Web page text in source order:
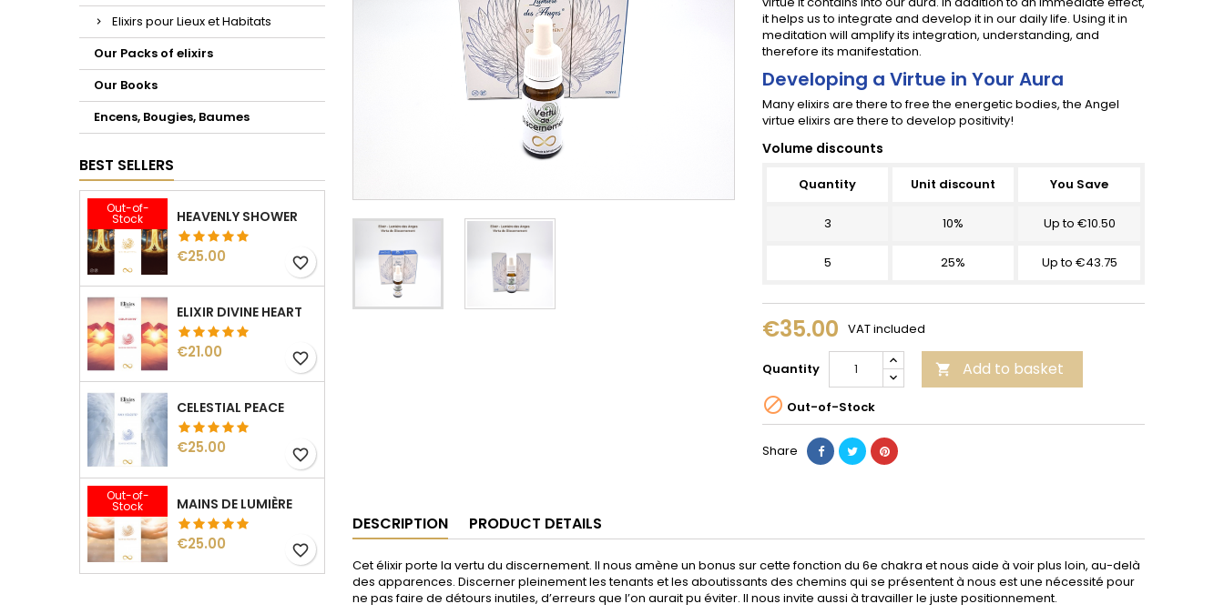
Elixirs pour Lieux et Habitats
Our Packs of elixirs
Our Books
Encens, Bougies, Baumes
BEST SELLERS
Out-of-
Stock HEAVENLY SHOWER
Price
€25.00 favorite_border
ELIXIR DIVINE HEART
Price
€21.00 favorite_border
CELESTIAL PEACE
Price
€25.00 favorite_border
Out-of-
Stock MAINS DE LUMIÈRE
Price
€25.00 favorite_border
it helps us to integrate and develop it in our daily life. Using it in
meditation will amplify its integration, understanding, and
therefore its manifestation.
Developing a Virtue in Your Aura
Many elixirs are there to free the energetic bodies, the Angel
virtue elixirs are there to develop positivity!
Volume discounts
Quantity Unit discount You Save
3 10% Up to €10.50
5 25% Up to €43.75
€35.00 VAT included
Quantity  Add to basket
 Out-of-Stock
Share
DESCRIPTION PRODUCT DETAILS
Cet élixir porte la vertu du discernement. Il nous amène un bonus sur cette fonction du 6e chakra et nous aide à voir plus loin, au-delà
des apparences. Discerner pleinement les tenants et les aboutissants des chemins qui se présentent à nous est une nécessité pour
ne pas faire de détours inutiles, d’erreurs que l’on aurait pu éviter. Il nous invite aussi à travailler le juste positionnement.